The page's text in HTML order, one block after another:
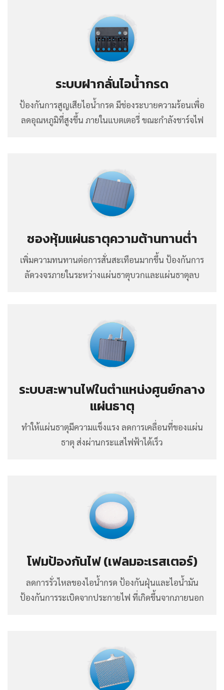
ระบบฝากลั่นไอน้ำกรด
ป้องกันการสูญเสียไอน้ำกรด มีช่องระบายความร้อนเพื่อ
ลดอุณหภูมิที่สูงขึ้น ภายในแบตเตอรี่ ขณะกำลังชาร์จไฟ
ซองหุ้มแผ่นธาตุความต้านทานต่ำ
เพิ่มความทนทานต่อการสั่นสะเทือนมากขึ้น ป้องกันการ
ลัดวงจรภายในระหว่างแผ่นธาตุบวกและแผ่นธาตุลบ
ระบบสะพานไฟในตำแหน่งศูนย์กลาง
แผ่นธาตุ
ทำให้แผ่นธาตุมีความแข็งแรง ลดการเคลื่อนที่ของแผ่น
ธาตุ ส่งผ่านกระแสไฟฟ้าได้เร็ว
โฟมป้องกันไฟ (เฟลมอะเรสเตอร์)
ลดการรั่วไหลของไอน้ำกรด ป้องกันฝุ่นและไอน้ำมัน
ป้องกันการระเบิดจากประกายไฟ ที่เกิดขึ้นจากภายนอก